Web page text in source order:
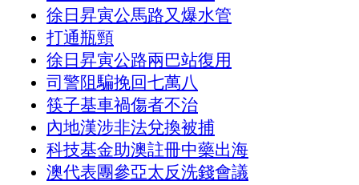
徐日昇寅公馬路又爆水管
打通瓶頸
徐日昇寅公路兩巴站復用
司警阻騙挽回七萬八
筷子基車禍傷者不治
內地漢涉非法兌換被捕
科技基金助澳註冊中藥出海
澳代表團參亞太反洗錢會議